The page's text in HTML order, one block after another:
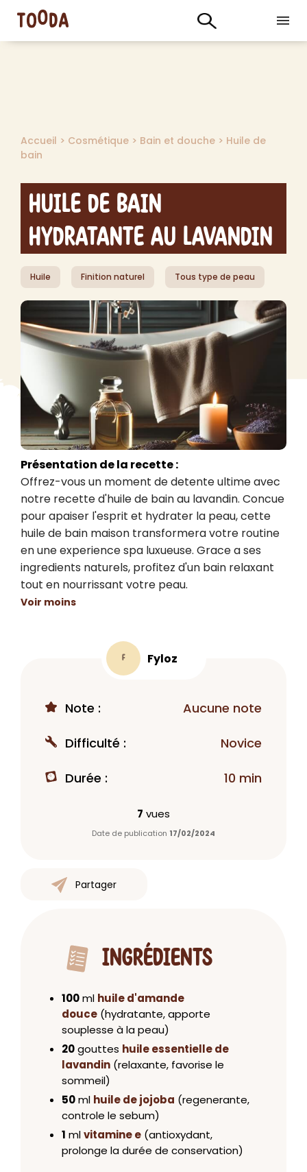
Accueil > Cosmétique > Bain et douche > Huile de
bain
Huile de Bain
Hydratante au Lavandin
Huile Finition naturel Tous type de peau
Présentation de la recette :
Offrez-vous un moment de detente ultime avec
notre recette d'huile de bain au lavandin. Concue
pour apaiser l'esprit et hydrater la peau, cette
huile de bain maison transformera votre routine
en une experience spa luxueuse. Grace a ses
ingredients naturels, profitez d'un bain relaxant
tout en nourrissant votre peau.
Voir moins
F Fyloz
Note : Aucune note
Difficulté : Novice
Durée : 10 min
7 vues
Date de publication 17/02/2024
Partager
INGRÉDIENTS
100ml huile d'amande
douce (hydratante, apporte
souplesse à la peau)
20gouttes huile essentielle de
lavandin (relaxante, favorise le
sommeil)
50ml huile de jojoba (regenerante,
controle le sebum)
1 mlvitamine e (antioxydant,
prolonge la durée de conservation)